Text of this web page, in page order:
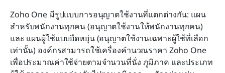
Zoho One มีรูปแบบการอนุญาตใช้งานที่แตกต่างกัน: แผน
สำหรับพนักงานทุกคน (อนุญาตใช้งานให้พนักงานทุกคน)
และ แผนผู้ใช้แบบยืดหยุ่น (อนุญาตใช้งานเฉพาะผู้ใช้ที่เลือก
เท่านั้น) องค์กรสามารถใช้เครื่องคำนวณราคา Zoho One
เพื่อประมาณค่าใช้จ่ายตามจำนวนที่นั่ง ภูมิภาค และประเภท